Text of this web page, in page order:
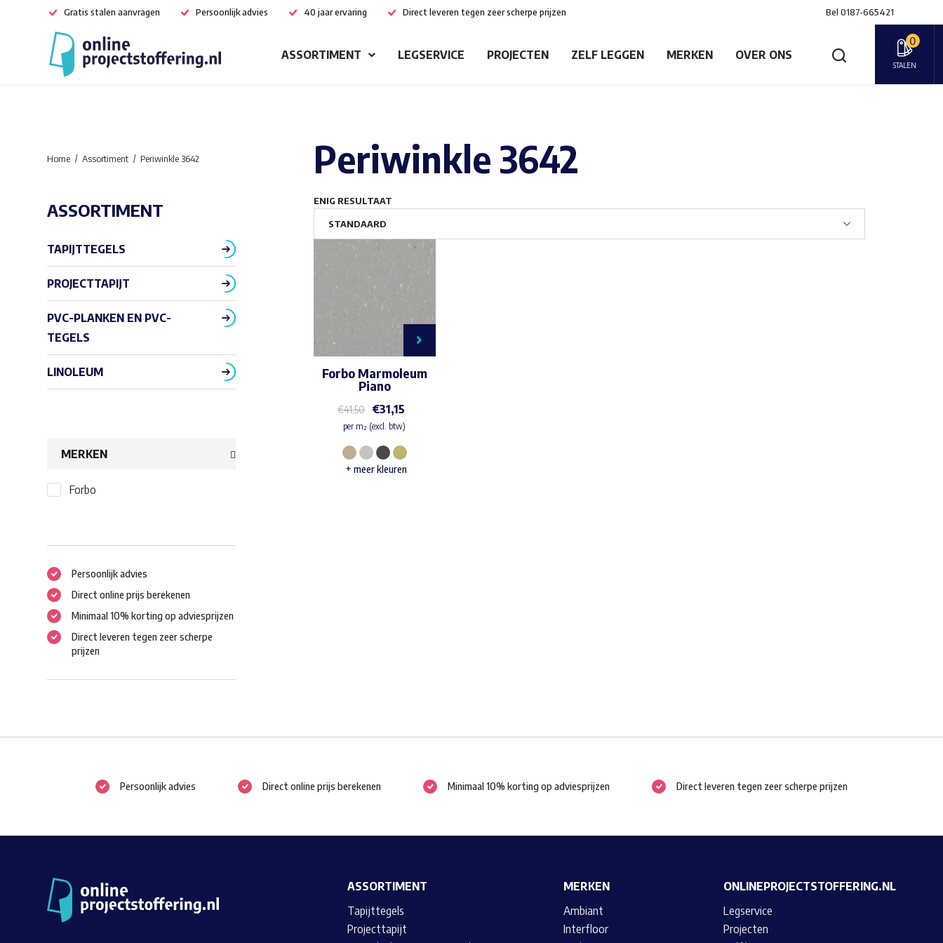
Gratis stalen aanvragen Persoonlijk advies 40 jaar ervaring Direct leveren tegen zeer scherpe prijzen Bel 0187-665421
ASSORTIMENT LEGSERVICE PROJECTEN ZELF LEGGEN MERKEN OVER ONS
0
STALEN
Periwinkle 3642
ENIG RESULTAAT
Forbo Marmoleum
Piano
€41,50 €31,15
per m² (excl. btw)
Dit
+ meer kleuren
Home Assortiment Periwinkle 3642
ASSORTIMENT
TAPIJTTEGELS
PROJECTTAPIJT
PVC-PLANKEN EN PVC-
TEGELS
LINOLEUM
MERKEN
Forbo
Persoonlijk advies
Direct online prijs berekenen
Minimaal 10% korting op adviesprijzen
Direct leveren tegen zeer scherpe
prijzen
Persoonlijk advies Direct online prijs berekenen Minimaal 10% korting op adviesprijzen Direct leveren tegen zeer scherpe prijzen
ASSORTIMENT
Tapijttegels
Projecttapijt
MERKEN
Ambiant
Interfloor
ONLINEPROJECTSTOFFERING.NL
Legservice
Projecten